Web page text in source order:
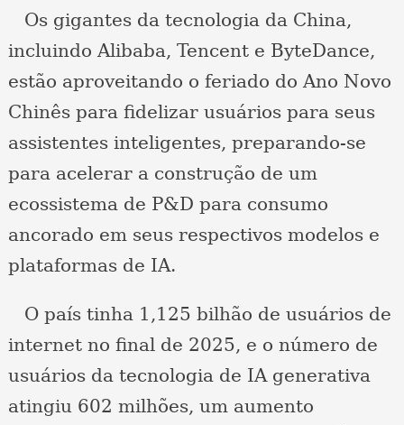
Os gigantes da tecnologia da China,
incluindo Alibaba, Tencent e ByteDance,
estão aproveitando o feriado do Ano Novo
Chinês para fidelizar usuários para seus
assistentes inteligentes, preparando-se
para acelerar a construção de um
ecossistema de P&D para consumo
ancorado em seus respectivos modelos e
plataformas de IA.
O país tinha 1,125 bilhão de usuários de
internet no final de 2025, e o número de
usuários da tecnologia de IA generativa
atingiu 602 milhões, um aumento